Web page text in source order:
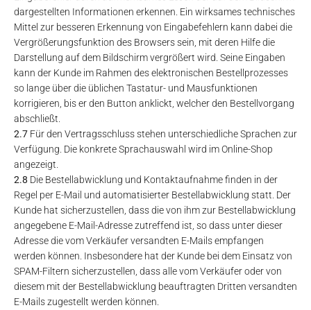
dargestellten Informationen erkennen. Ein wirksames technisches
Mittel zur besseren Erkennung von Eingabefehlern kann dabei die
Vergrößerungsfunktion des Browsers sein, mit deren Hilfe die
Darstellung auf dem Bildschirm vergrößert wird. Seine Eingaben
kann der Kunde im Rahmen des elektronischen Bestellprozesses
so lange über die üblichen Tastatur- und Mausfunktionen
korrigieren, bis er den Button anklickt, welcher den Bestellvorgang
abschließt.
2.7 Für den Vertragsschluss stehen unterschiedliche Sprachen zur
Verfügung. Die konkrete Sprachauswahl wird im Online-Shop
angezeigt.
2.8 Die Bestellabwicklung und Kontaktaufnahme finden in der
Regel per E-Mail und automatisierter Bestellabwicklung statt. Der
Kunde hat sicherzustellen, dass die von ihm zur Bestellabwicklung
angegebene E-Mail-Adresse zutreffend ist, so dass unter dieser
Adresse die vom Verkäufer versandten E-Mails empfangen
werden können. Insbesondere hat der Kunde bei dem Einsatz von
SPAM-Filtern sicherzustellen, dass alle vom Verkäufer oder von
diesem mit der Bestellabwicklung beauftragten Dritten versandten
E-Mails zugestellt werden können.